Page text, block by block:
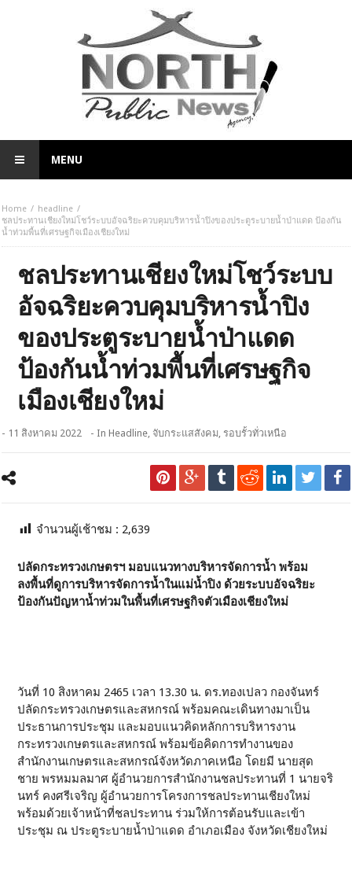
MENU
Home
headline
ชลประทานเชียงใหม่โชว์ระบบอัจฉริยะควบคุมบริหารน้ำปิงของประตูระบายน้ำป่าแดด ป้องกัน
น้ำท่วมพื้นที่เศรษฐกิจเมืองเชียงใหม่
ชลประทานเชียงใหม่โชว์ระบบ
อัจฉริยะควบคุมบริหารน้ำปิง
ของประตูระบายน้ำป่าแดด
ป้องกันน้ำท่วมพื้นที่เศรษฐกิจ
เมืองเชียงใหม่
- 11 สิงหาคม 2022 - InHeadline, จับกระแสสังคม, รอบรั้วทั่วเหนือ
จำนวนผู้เช้าชม : 2,639
ปลัดกระทรวงเกษตรฯ มอบแนวทางบริหารจัดการน้ำ พร้อม
ลงพื้นที่ดูการบริหารจัดการน้ำในแม่น้ำปิง ด้วยระบบอัจฉริยะ
ป้องกันปัญหาน้ำท่วมในพื้นที่เศรษฐกิจตัวเมืองเชียงใหม่
วันที่ 10 สิงหาคม 2465 เวลา 13.30 น. ดร.ทองเปลว กองจันทร์
ปลัดกระทรวงเกษตรและสหกรณ์ พร้อมคณะเดินทางมาเป็น
ประธานการประชุม และมอบแนวคิดหลักการบริหารงาน
กระทรวงเกษตรและสหกรณ์ พร้อมข้อคิดการทำงานของ
สำนักงานเกษตรและสหกรณ์จังหวัดภาคเหนือ โดยมี นายสุด
ชาย พรหมมลมาศ ผู้อำนวยการสำนักงานชลประทานที่ 1 นายจริ
นทร์ คงศรีเจริญ ผู้อำนวยการโครงการชลประทานเชียงใหม่
พร้อมด้วยเจ้าหน้าที่ชลประทาน ร่วมให้การต้อนรับและเข้า
ประชุม ณ ประตูระบายน้ำป่าแดด อำเภอเมือง จังหวัดเชียงใหม่